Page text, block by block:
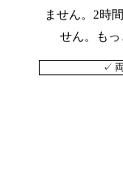
ません。2時
せん。もっ
✓